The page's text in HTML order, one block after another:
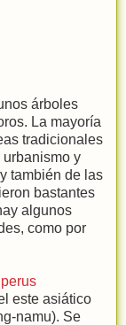
árboles
La mayoría
tradicionales
y
también de las
bastantes
algunos
como por
este asiático
namu). Se